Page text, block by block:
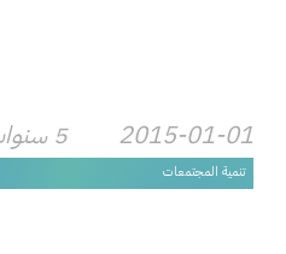
2015-01-01 5 سنوات
تنمية المجتمعات